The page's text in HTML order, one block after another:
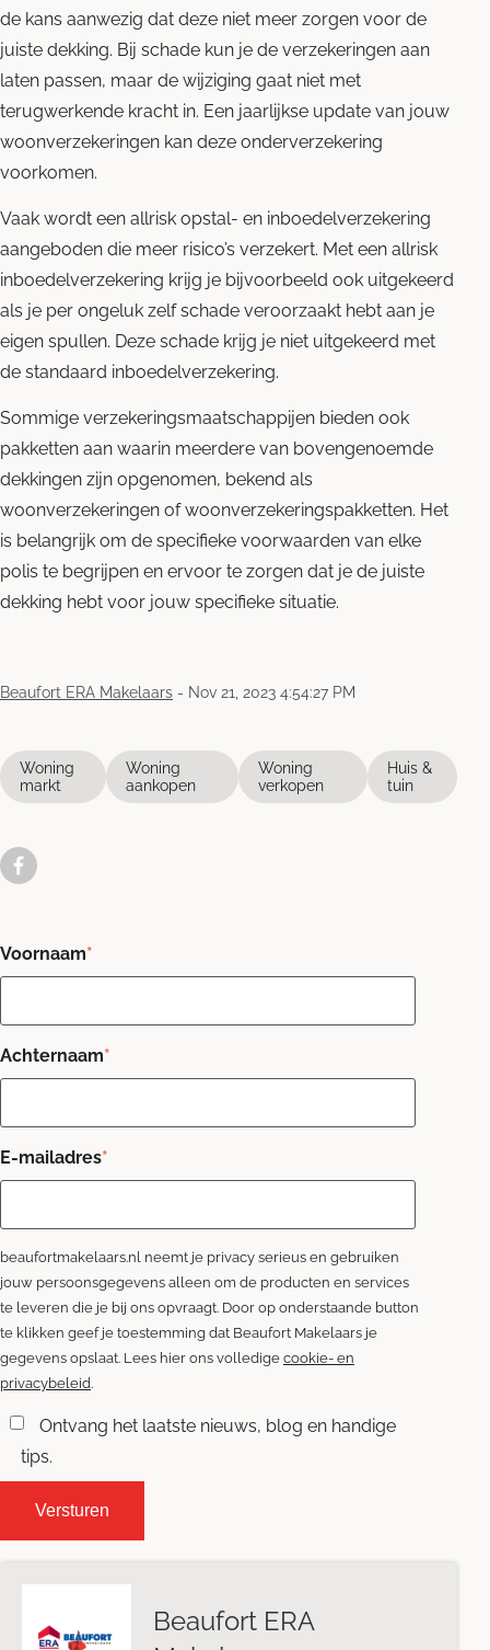
de kans aanwezig dat deze niet meer zorgen voor de
juiste dekking. Bij schade kun je de verzekeringen aan
laten passen, maar de wijziging gaat niet met
terugwerkende kracht in. Een jaarlijkse update van jouw
woonverzekeringen kan deze onderverzekering
voorkomen.
Vaak wordt een allrisk opstal- en inboedelverzekering
aangeboden die meer risico’s verzekert. Met een allrisk
inboedelverzekering krijg je bijvoorbeeld ook uitgekeerd
als je per ongeluk zelf schade veroorzaakt hebt aan je
eigen spullen. Deze schade krijg je niet uitgekeerd met
de standaard inboedelverzekering.
Sommige verzekeringsmaatschappijen bieden ook
pakketten aan waarin meerdere van bovengenoemde
dekkingen zijn opgenomen, bekend als
woonverzekeringen of woonverzekeringspakketten. Het
is belangrijk om de specifieke voorwaarden van elke
polis te begrijpen en ervoor te zorgen dat je de juiste
dekking hebt voor jouw specifieke situatie.
Beaufort ERA Makelaars - Nov 21, 2023 4:54:27 PM
Woning
markt
Woning
aankopen
Woning
verkopen
Huis &
tuin
Voornaam*
Achternaam*
E-mailadres*
beaufortmakelaars.nl neemt je privacy serieus en gebruiken
jouw persoonsgegevens alleen om de producten en services
te leveren die je bij ons opvraagt. Door op onderstaande button
te klikken geef je toestemming dat Beaufort Makelaars je
gegevens opslaat. Lees hier ons volledige cookie- en
privacybeleid.
Ontvang het laatste nieuws, blog en handige
tips.
Beaufort ERA